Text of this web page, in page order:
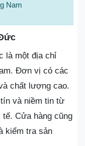
Nam
là một địa chỉ
Đơn vị có các
chất lượng cao.
và niềm tin từ
Cửa hàng cũng
kiểm tra sản